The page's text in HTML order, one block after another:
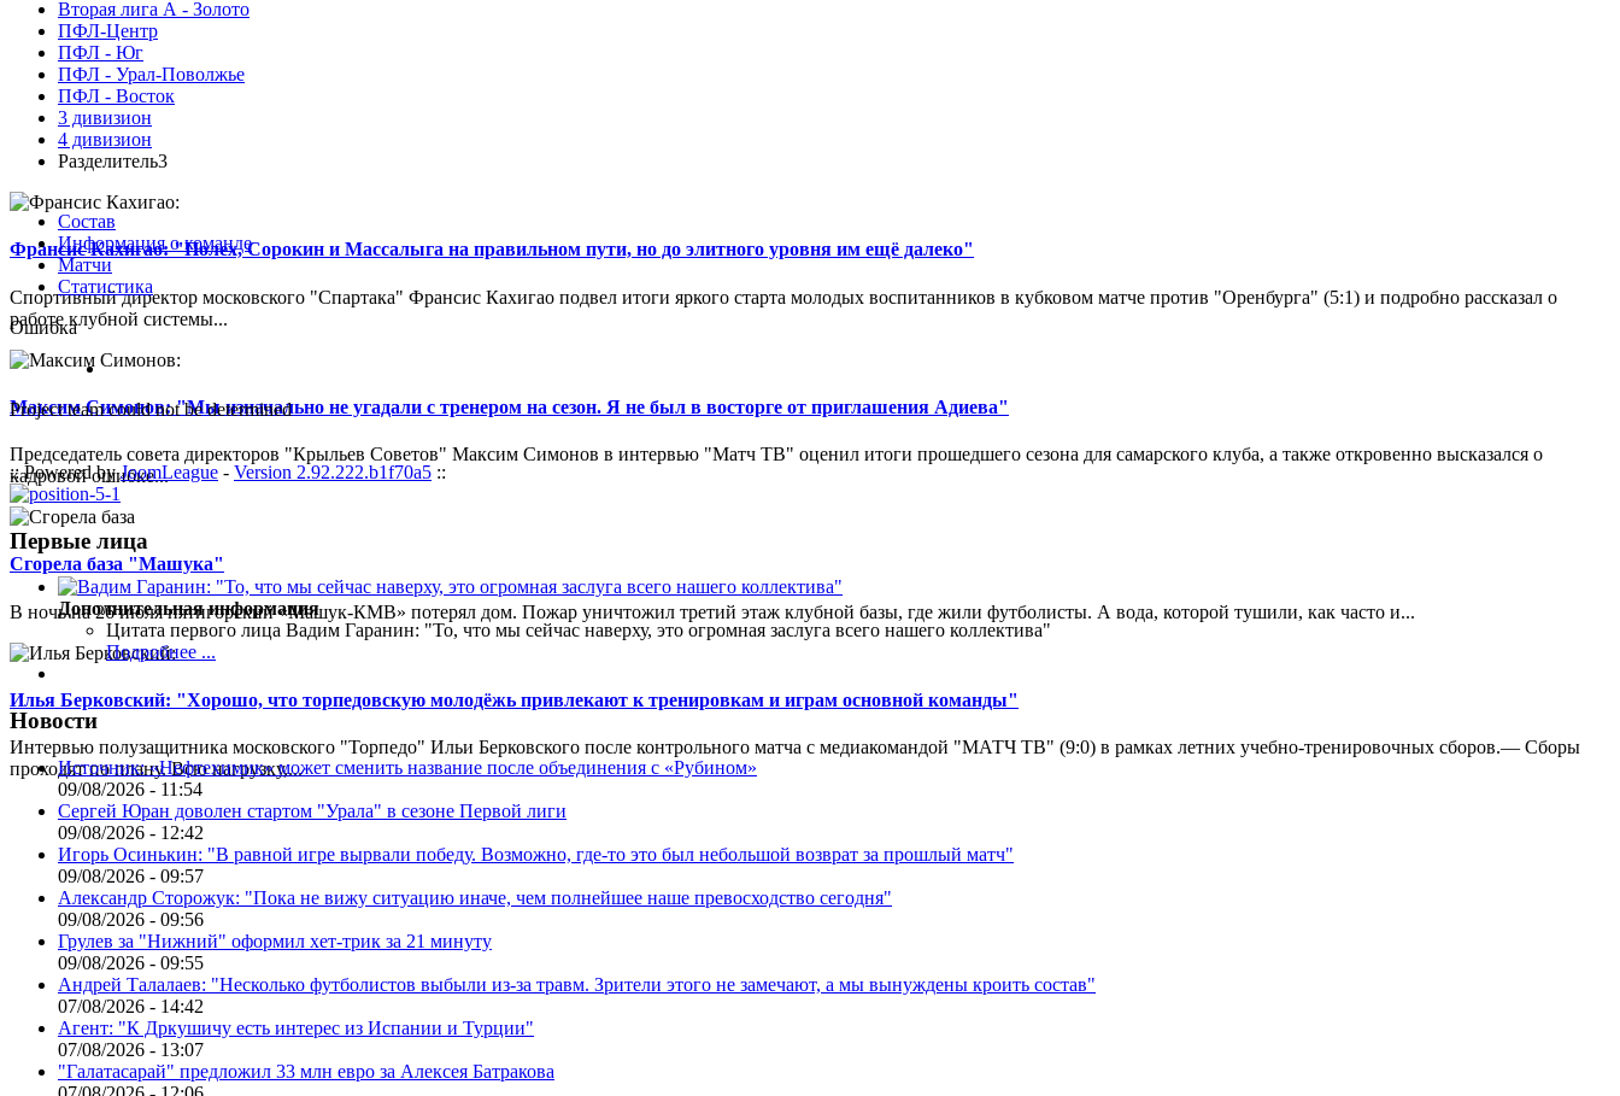
Вторая лига А - Золото
ПФЛ-Центр
ПФЛ - Юг
ПФЛ - Урал-Поволжье
ПФЛ - Восток
3 дивизион
4 дивизион
Разделитель3
Франсис Кахигао: "Полех, Сорокин и Массалыга на правильном пути, но до элитного уровня им ещё далеко"
Спортивный директор московского "Спартака" Франсис Кахигао подвел итоги яркого старта молодых воспитанников в кубковом матче против "Оренбурга" (5:1) и подробно рассказал о
работе клубной системы...
Максим Симонов: "Мы изначально не угадали с тренером на сезон. Я не был в восторге от приглашения Адиева"
Председатель совета директоров "Крыльев Советов" Максим Симонов в интервью "Матч ТВ" оценил итоги прошедшего сезона для самарского клуба, а также откровенно высказался о
кадровой ошибке...
Сгорела база "Машука"
В ночь на 26 июля пятигорский «Машук-КМВ» потерял дом. Пожар уничтожил третий этаж клубной базы, где жили футболисты. А вода, которой тушили, как часто и...
Илья Берковский: "Хорошо, что торпедовскую молодёжь привлекают к тренировкам и играм основной команды"
Интервью полузащитника московского "Торпедо" Ильи Берковского после контрольного матча с медиакомандой "МАТЧ ТВ" (9:0) в рамках летних учебно-тренировочных сборов.— Сборы
проходят по плану. Всю нагрузку,...
Состав
Информация о команде
Матчи
Статистика
Ошибка
Project team could not be determined
:: Powered byJoomLeague - Version 2.92.222.b1f70a5 ::
Первые лица
Дополнительная информация
Цитата первого лица Вадим Гаранин: "То, что мы сейчас наверху, это огромная заслуга всего нашего коллектива"
Подробнее ...
Новости
Источник: «Нефтехимик» может сменить название после объединения с «Рубином»
09/08/2026 - 11:54
Сергей Юран доволен стартом "Урала" в сезоне Первой лиги
09/08/2026 - 12:42
Игорь Осинькин: "В равной игре вырвали победу. Возможно, где-то это был небольшой возврат за прошлый матч"
09/08/2026 - 09:57
Александр Сторожук: "Пока не вижу ситуацию иначе, чем полнейшее наше превосходство сегодня"
09/08/2026 - 09:56
Грулев за "Нижний" оформил хет-трик за 21 минуту
09/08/2026 - 09:55
Андрей Талалаев: "Несколько футболистов выбыли из-за травм. Зрители этого не замечают, а мы вынуждены кроить состав"
07/08/2026 - 14:42
Агент: "К Дркушичу есть интерес из Испании и Турции"
07/08/2026 - 13:07
"Галатасарай" предложил 33 млн евро за Алексея Батракова